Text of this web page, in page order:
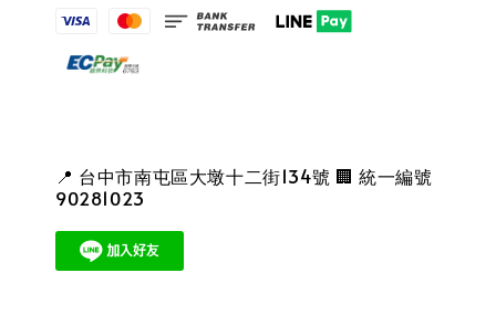
📍 台中市南屯區大墩十二街134號 🏢 統一編號
90281023